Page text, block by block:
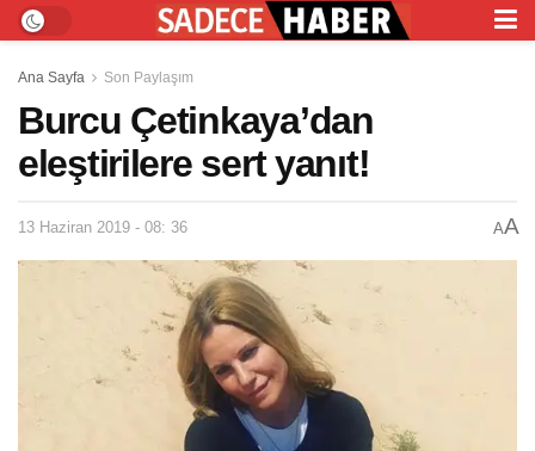
Ana Sayfa Son Paylaşım
Burcu Çetinkaya’dan
eleştirilere sert yanıt!
13 Haziran 2019 - 08: 36 AA